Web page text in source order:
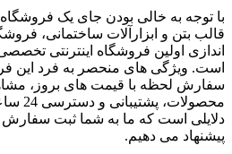
با توجه به خالی بودن جای یک فروشگاه
قالب بتن و ابزارآلات ساختمانی،
اندازی اولین فروشگاه اینترنتی
است. ویژگی های منحصر به فرد این
سفارش لحظه با قیمت های بروز،
محصولات،
دلایلی است که ما به شما ثبت سفارش
پیشنهاد می دهیم.